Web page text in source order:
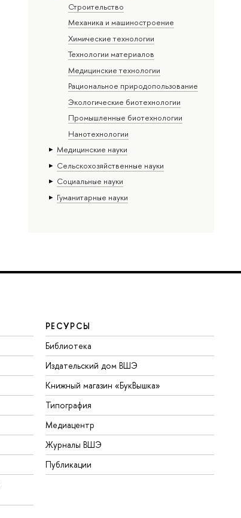
Строительство
Механика и машиностроение
Химические технологии
Технологии материалов
Медицинские технологии
Рациональное природопользование
Экологические биотехнологии
Промышленные биотехнологии
Нанотехнологии
Медицинские науки
Сельскохозяйственные науки
Социальные науки
Гуманитарные науки
РЕСУРСЫ
Библиотека
Издательский дом ВШЭ
Книжный магазин «БукВышка»
Типография
Медиацентр
Журналы ВШЭ
Публикации